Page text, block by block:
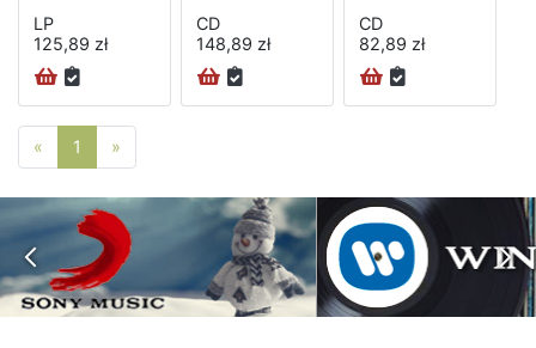
LP
125,89 zł
CD
148,89 zł
CD
82,89 zł
« Poprzednia strona
1 »